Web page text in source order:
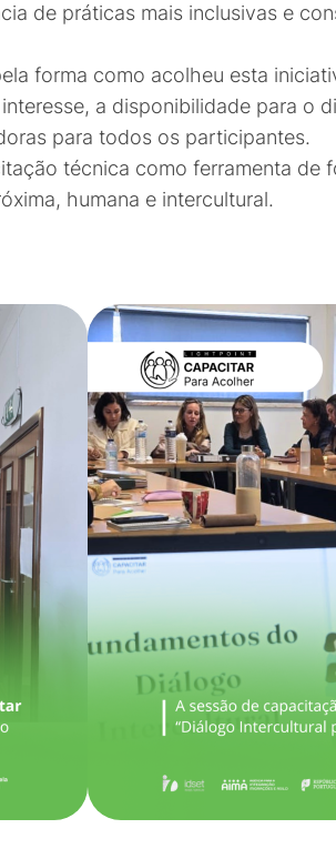
de práticas mais inclusivas e
forma como acolheu esta
a disponibilidade para o
para todos os participantes.
técnica como ferramenta de
humana e intercultural.